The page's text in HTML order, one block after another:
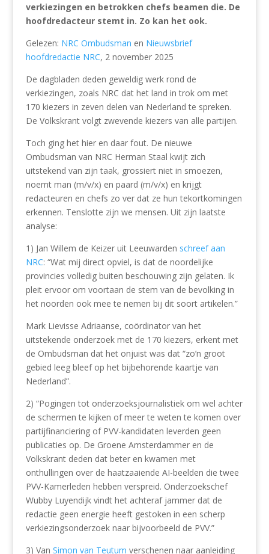
verkiezingen en betrokken chefs beamen die. De
hoofdredacteur stemt in. Zo kan het ook.
Gelezen: NRC Ombudsman en Nieuwsbrief
hoofdredactie NRC, 2 november 2025
De dagbladen deden geweldig werk rond de
verkiezingen, zoals NRC dat het land in trok om met
170 kiezers in zeven delen van Nederland te spreken.
De Volkskrant volgt zwevende kiezers van alle partijen.
Toch ging het hier en daar fout. De nieuwe
Ombudsman van NRC Herman Staal kwijt zich
uitstekend van zijn taak, grossiert niet in smoezen,
noemt man (m/v/x) en paard (m/v/x) en krijgt
redacteuren en chefs zo ver dat ze hun tekortkomingen
erkennen. Tenslotte zijn we mensen. Uit zijn laatste
analyse:
1) Jan Willem de Keizer uit Leeuwarden schreef aan
NRC: “Wat mij direct opviel, is dat de noordelijke
provincies volledig buiten beschouwing zijn gelaten. Ik
pleit ervoor om voortaan de stem van de bevolking in
het noorden ook mee te nemen bij dit soort artikelen.”
Mark Lievisse Adriaanse, coördinator van het
uitstekende onderzoek met de 170 kiezers, erkent met
de Ombudsman dat het onjuist was dat “zo’n groot
gebied leeg bleef op het bijbehorende kaartje van
Nederland”.
2) “Pogingen tot onderzoeksjournalistiek om wel achter
de schermen te kijken of meer te weten te komen over
partijfinanciering of PVV-kandidaten leverden geen
publicaties op. De Groene Amsterdammer en de
Volkskrant deden dat beter en kwamen met
onthullingen over de haatzaaiende AI-beelden die twee
PVV-Kamerleden hebben verspreid. Onderzoekschef
Wubby Luyendijk vindt het achteraf jammer dat de
redactie geen energie heeft gestoken in een scherp
verkiezingsonderzoek naar bijvoorbeeld de PVV.”
3) Van Simon van Teutum verschenen naar aanleiding